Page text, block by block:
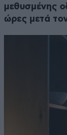
μεθυσμένης
ώρες μετά